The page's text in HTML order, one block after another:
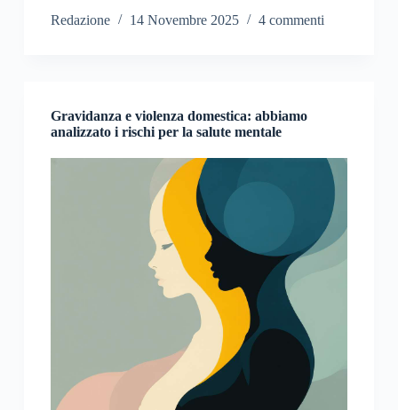
Redazione 14 Novembre 2025 4 commenti
Gravidanza e violenza domestica: abbiamo
analizzato i rischi per la salute mentale